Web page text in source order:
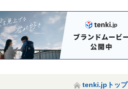
tenki.jpトップ